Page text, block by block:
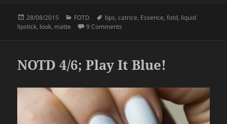
e
o
o
k
er re
Posted
on
28/08/2015 Categories
FOTD Tags
bps,catrice, Essence,fotd, liquid
lipstick, look, matte 9 Comments
NOTD 4/6; Play It Blue!